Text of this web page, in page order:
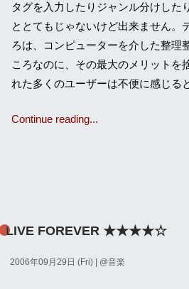
タグを入力したりジャンル分けした
ととてもじゃないけど出来ません。
ろは、コンピューターを介した整理
ころなのに、その最大のメリットを
れた多くのユーザーは不便に感じる
Continue reading...
LIVE FOREVER ★★★★☆
2006年09月29日 (Fri) | @音楽